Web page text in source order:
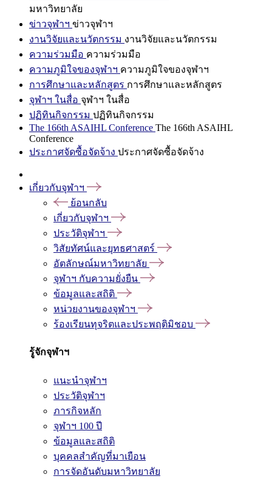
มหาวิทยาลัย
ข่าวจุฬาฯ ข่าวจุฬาฯ
งานวิจัยและนวัตกรรม งานวิจัยและนวัตกรรม
ความร่วมมือ ความร่วมมือ
ความภูมิใจของจุฬาฯ ความภูมิใจของจุฬาฯ
การศึกษาและหลักสูตร การศึกษาและหลักสูตร
จุฬาฯ ในสื่อ จุฬาฯ ในสื่อ
ปฏิทินกิจกรรม ปฏิทินกิจกรรม
The 166th ASAIHL Conference The 166th ASAIHL
Conference
ประกาศจัดซื้อจัดจ้าง ประกาศจัดซื้อจัดจ้าง
เกี่ยวกับจุฬาฯ
ย้อนกลับ
เกี่ยวกับจุฬาฯ
ประวัติจุฬาฯ
วิสัยทัศน์และยุทธศาสตร์
อัตลักษณ์มหาวิทยาลัย
จุฬาฯ กับความยั่งยืน
ข้อมูลและสถิติ
หน่วยงานของจุฬาฯ
ร้องเรียนทุจริตและประพฤติมิชอบ
รู้จักจุฬาฯ
แนะนำจุฬาฯ
ประวัติจุฬาฯ
ภารกิจหลัก
จุฬาฯ 100 ปี
ข้อมูลและสถิติ
บุคคลสำคัญที่มาเยือน
การจัดอันดับมหาวิทยาลัย